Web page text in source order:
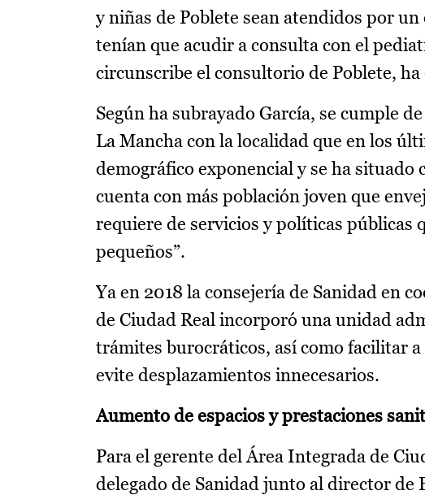
y niñas de Poblete sean atendidos por
tenían que acudir a consulta con el
circunscribe el consultorio de Poblete,
Según ha subrayado García, se cumple
La Mancha con la localidad que en los
demográfico exponencial y se ha
cuenta con más población joven que
requiere de servicios y políticas públicas
pequeños”.
Ya en 2018 la consejería de Sanidad en
de Ciudad Real incorporó una unidad
trámites burocráticos, así como facilitar
evite desplazamientos innecesarios.
Aumento de espacios y prestaciones
Para el gerente del Área Integrada de
delegado de Sanidad junto al director de